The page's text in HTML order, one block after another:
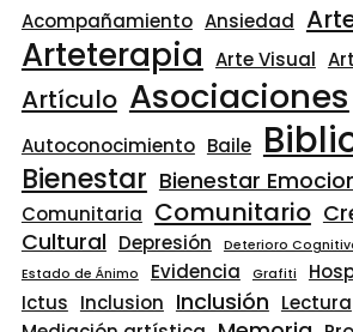
Acompañamiento Ansiedad
Arteterapia Arte Visual
Artículo Asociaciones
Autoconocimiento Baile
Bienestar Bienestar
Comunitaria Comunitario
Cultural Depresión Deterioro
Estado de Ánimo Evidencia Grafiti
Ictus Inclusion Inclusión Lectura